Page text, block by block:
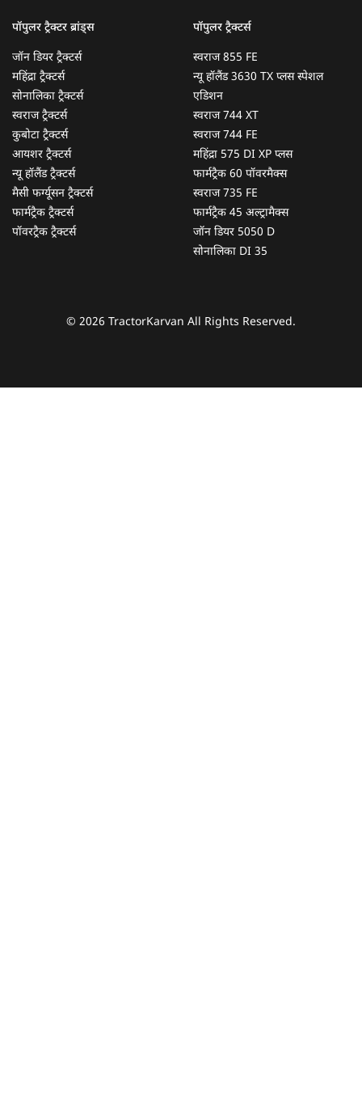
पॉपुलर ट्रैक्टर ब्रांड्स
जॉन डियर ट्रैक्टर्स
महिंद्रा ट्रैक्टर्स
सोनालिका ट्रैक्टर्स
स्वराज ट्रैक्टर्स
कुबोटा ट्रैक्टर्स
आयशर ट्रैक्टर्स
न्यू हॉलैंड ट्रैक्टर्स
मैसी फर्ग्यूसन ट्रैक्टर्स
फार्मट्रैक ट्रैक्टर्स
पॉवरट्रैक ट्रैक्टर्स
पॉपुलर ट्रैक्टर्स
स्वराज 855 FE
न्यू हॉलैंड 3630 TX प्लस स्पेशल
एडिशन
स्वराज 744 XT
स्वराज 744 FE
महिंद्रा 575 DI XP प्लस
फार्मट्रैक 60 पॉवरमैक्स
स्वराज 735 FE
फार्मट्रैक 45 अल्ट्रामैक्स
जॉन डियर 5050 D
सोनालिका DI 35
© 2026 TractorKarvan All Rights Reserved.